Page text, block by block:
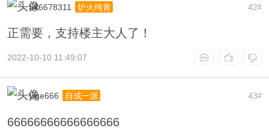
2022-10-10 11:42:21
2022-10-10 11:49:07